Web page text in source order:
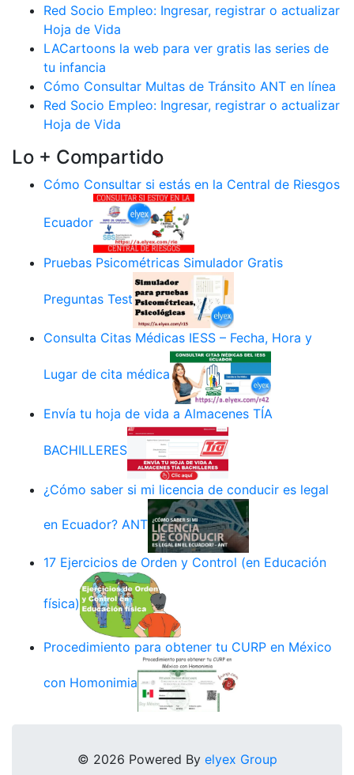
Red Socio Empleo: Ingresar, registrar o actualizar
Hoja de Vida
LACartoons la web para ver gratis las series de
tu infancia
Cómo Consultar Multas de Tránsito ANT en línea
Red Socio Empleo: Ingresar, registrar o actualizar
Hoja de Vida
Lo + Compartido
Cómo Consultar si estás en la Central de Riesgos
Ecuador
Pruebas Psicométricas Simulador Gratis
Preguntas Test
Consulta Citas Médicas IESS – Fecha, Hora y
Lugar de cita médica
Envía tu hoja de vida a Almacenes TÍA
BACHILLERES
¿Cómo saber si mi licencia de conducir es legal
en Ecuador? ANT
17 Ejercicios de Orden y Control (en Educación
física)
Procedimiento para obtener tu CURP en México
con Homonimia
© 2026 Powered By elyex Group